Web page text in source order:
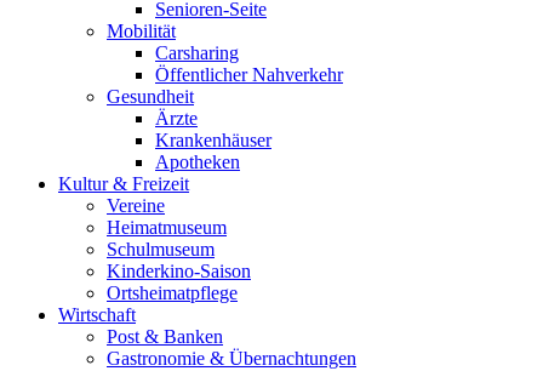
Senioren-Seite
Mobilität
Carsharing
Öffentlicher Nahverkehr
Gesundheit
Ärzte
Krankenhäuser
Apotheken
Kultur & Freizeit
Vereine
Heimatmuseum
Schulmuseum
Kinderkino-Saison
Ortsheimatpflege
Wirtschaft
Post & Banken
Gastronomie & Übernachtungen